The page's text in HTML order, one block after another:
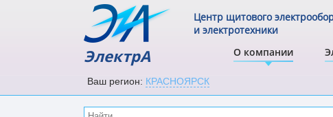
ЭлектрА О компании
Центр щитового
и электротехники
Ваш регион: КРАСНОЯРСК